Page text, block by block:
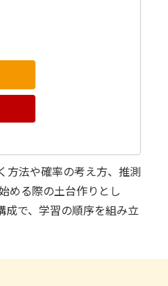
方法や確率の考え方、推測
める際の土台作りとし
成で、学習の順序を組み立